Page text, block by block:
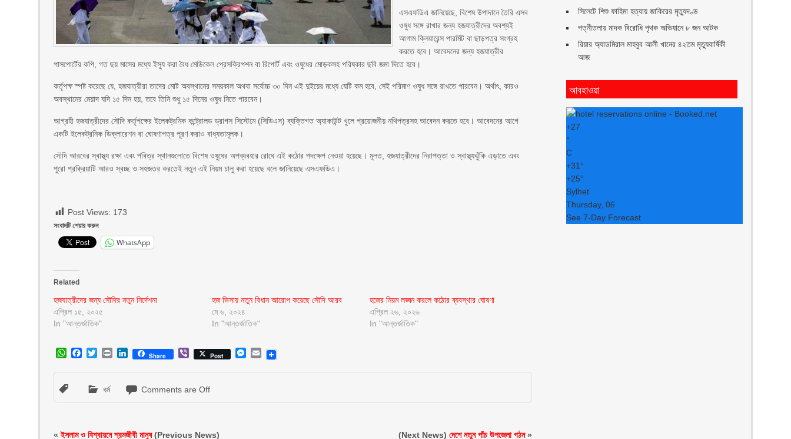
এসএফডিএ জানিয়েছে, বিশেষ উপাদানে তৈরি এসব
ওষুধ সঙ্গে রাখার জন্য হজযাত্রীদের অবশ্যই
আগাম ক্লিয়ারেন্স পারমিট বা ছাড়পত্র সংগ্রহ
করতে হবে। আবেদনের জন্য হজযাত্রীর
পাসপোর্টের কপি, গত ছয় মাসের মধ্যে ইস্যু করা বৈধ মেডিকেল প্রেসক্রিপশন বা রিপোর্ট এবং ওষুধের মোড়কসহ পরিষ্কার ছবি জমা দিতে হবে।
কর্তৃপক্ষ স্পষ্ট করেছে যে, হজযাত্রীরা তাদের মোট অবস্থানের সময়কাল অথবা সর্বোচ্চ ৩০ দিন এই দুইয়ের মধ্যে যেটি কম হবে, সেই পরিমাণ ওষুধ সঙ্গে রাখতে পারবেন। অর্থাৎ, কারও
অবস্থানের মেয়াদ যদি ১৫ দিন হয়, তবে তিনি শুধু ১৫ দিনের ওষুধ নিতে পারবেন।
আগ্রহী হজযাত্রীদের সৌদি কর্তৃপক্ষের ইলেকট্রনিক কন্ট্রোলড ড্রাগস সিস্টেমে (সিডিএস) ব্যক্তিগত অ্যাকাউন্ট খুলে প্রয়োজনীয় নথিপত্রসহ আবেদন করতে হবে। আবেদনের আগে
একটি ইলেকট্রনিক ডিক্লারেশন বা ঘোষণাপত্র পূরণ করাও বাধ্যতামূলক।
সৌদি আরবের স্বাস্থ্য রক্ষা এবং পবিত্র স্থানগুলোতে বিশেষ ওষুধের অপব্যবহার রোধে এই কঠোর পদক্ষেপ নেওয়া হয়েছে। মূলত, হজযাত্রীদের নিরাপত্তা ও স্বাস্থ্যঝুঁকি এড়াতে এবং
পুরো প্রক্রিয়াটি আরও স্বচ্ছ ও সহজতর করতেই নতুন এই নিয়ম চালু করা হয়েছে বলে জানিয়েছে এসএফডিএ।
Post Views: 173
সংবাদটি শেয়ার করুন
WhatsApp
Related
হজযাত্রীদের জন্য সৌদির নতুন নির্দেশনা
এপ্রিল ১৫, ২০২৫
In "আন্তর্জাতিক"
হজ ভিসায় নতুন বিধান আরোপ করেছে সৌদি আরব
মে ৬, ২০২৪
In "আন্তর্জাতিক"
হজের নিয়ম লঙ্ঘন করলে কঠোর ব্যবস্থার ঘোষণা
এপ্রিল ২৬, ২০২৬
In "আন্তর্জাতিক"
WhatsApp
Facebook
Twitter
Print LinkedIn
Share ViberPost Messenger
Email
ধর্ম Comments are Off
«ইসলাম ও বিশ্বায়নে শ্রমজীবী মানুষ(Previous News) (Next News)দেশে নতুন পাঁচ উপজেলা গঠন»
সিলেটে শিশু ফাহিমা হত্যায় জাকিরের মৃত্যুদণ্ড
পত্নীতলায় মাদক বিরোধি পৃথক অভিযানে ৮ জন আটক
রিয়ার অ্যাডমিরাল মাহবুব আলী খানের ৪২তম মৃত্যুবার্ষিকী
আজ
আবহাওয়া
+27
°
C
+31°
+25°
Sylhet
Thursday, 06
See 7-Day Forecast